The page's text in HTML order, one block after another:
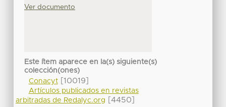
Ver documento
Este ítem aparece en la(s) siguiente(s)
colección(ones)
Conacyt[10019]
Artículos publicados en revistas
arbitradas de Redalyc.org
[4450]